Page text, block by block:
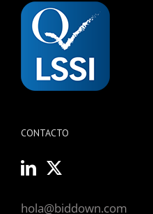
CONTACTO
hola@biddown.com